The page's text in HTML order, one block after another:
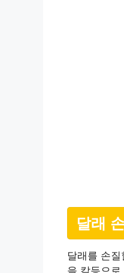
달래
달래를 손
을 칼등으로